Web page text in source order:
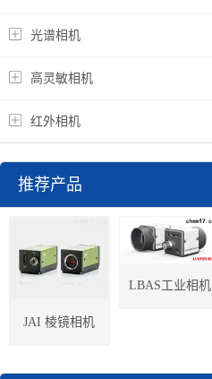
光谱相机
高灵敏相机
红外相机
推荐产品
JAI 棱镜相机
LBAS工业相机